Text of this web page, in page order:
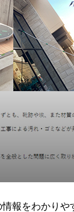
報をわかりや